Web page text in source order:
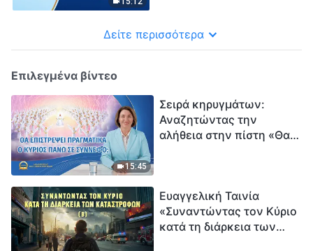
Δείτε περισσότερα
Επιλεγμένα βίντεο
15:45
Σειρά κηρυγμάτων:
Αναζητώντας την
αλήθεια στην πίστη «Θα
Ευαγγελική Ταινία
«Συναντώντας τον Κύριο
κατά τη διάρκεια των